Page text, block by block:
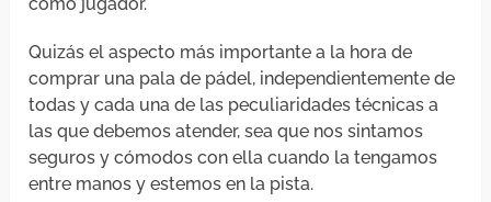
Quizás el aspecto más importante a la hora de
comprar una pala de pádel, independientemente de
todas y cada una de las peculiaridades técnicas a
las que debemos atender, sea que nos sintamos
seguros y cómodos con ella cuando la tengamos
entre manos y estemos en la pista.